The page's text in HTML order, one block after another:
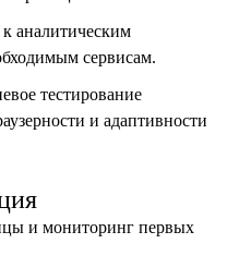
аналитическим
сервисам.
тестирование
и адаптивности
и мониторинг первых